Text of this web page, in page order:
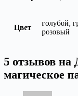
Цвет
голубой,
розовый
5 отзывов на
магическое